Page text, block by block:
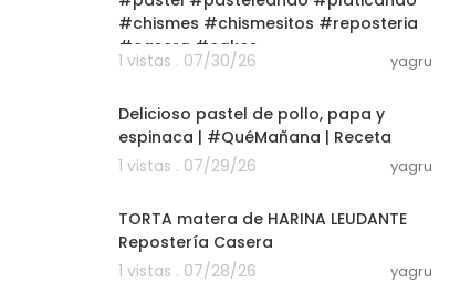
#chismes #chismesitos #reposteria
#casera #cakes
1 vistas . 07/30/26 yagru
Delicioso pastel de pollo, papa y
espinaca | #QuéMañana | Receta
1 vistas . 07/29/26
yagru
TORTA matera de HARINA LEUDANTE
Repostería Casera
1 vistas . 07/28/26
yagru